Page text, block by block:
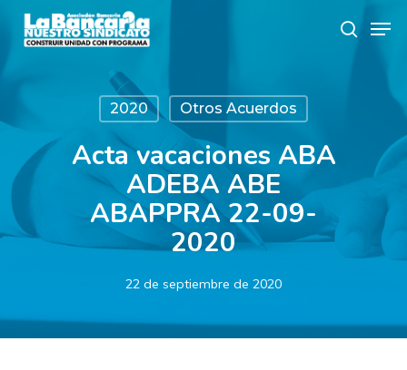
main
search
2020 Otros Acuerdos
Acta vacaciones ABA
ADEBA ABE
ABAPPRA 22-09-
2020
22 de septiembre de 2020